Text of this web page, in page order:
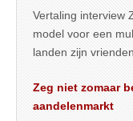
Vertaling interview
model voor een
landen zijn
Zeg niet zomaar
aandelenmarkt